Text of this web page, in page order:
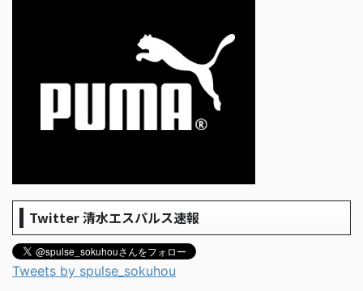
Twitter 清水エスパルス速報
Tweets by spulse_sokuhou